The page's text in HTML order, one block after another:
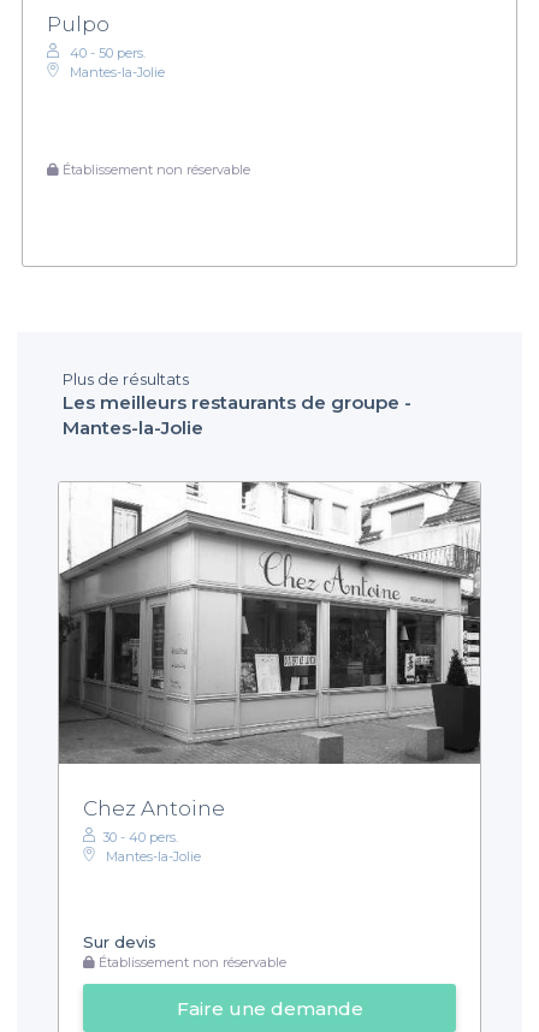
Pulpo
40 - 50 pers.
Mantes-la-Jolie
Établissement non réservable
Plus de résultats
Les meilleurs restaurants de groupe -
Mantes-la-Jolie
Chez Antoine
30 - 40 pers.
Mantes-la-Jolie
Sur devis
Établissement non réservable
Faire une demande